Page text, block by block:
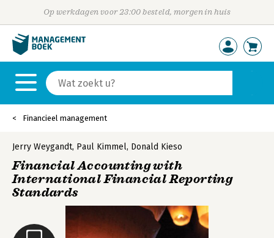
Op werkdagen voor 23:00 besteld, morgen in huis
Financieel management
Jerry Weygandt, Paul Kimmel, Donald Kieso
Financial Accounting with
International Financial Reporting
Standards